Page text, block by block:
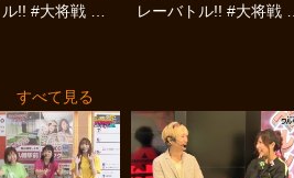
!! #大将戦 後
レーバトル!! #大将戦 前
すべて見る